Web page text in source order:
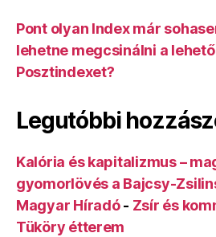
Pont olyan Index már
lehetne megcsinálni a
Posztindexet?
Legutóbbi
Kalória és kapitalizmus –
gyomorlövés a Bajcsy-
Magyar Híradó- Zsír és
Tüköry étterem